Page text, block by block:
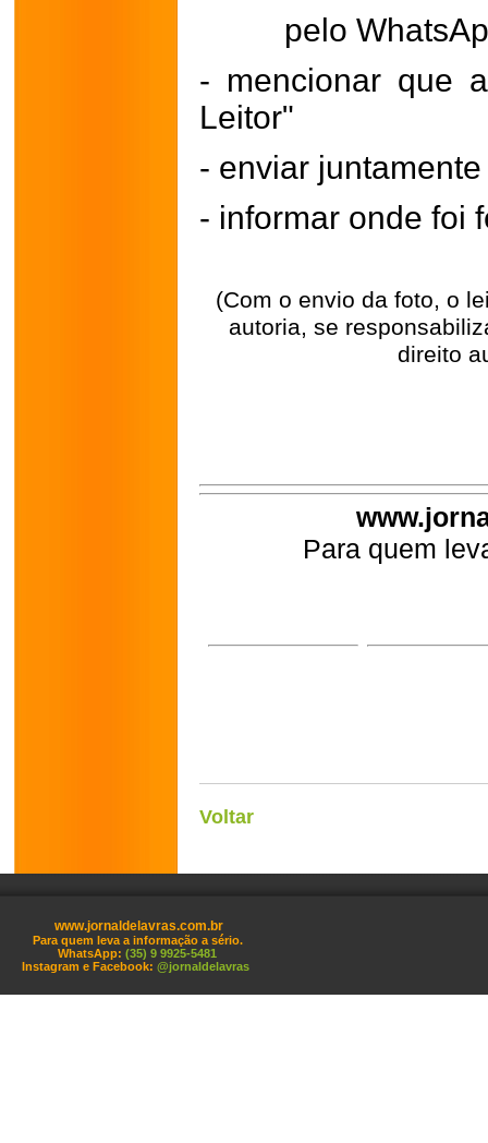
pelo
- mencionar que
Leitor"
- enviar
- informar onde foi
(Com o envio da foto, o
autoria, se
direito
Para quem
Voltar
www.jornaldelavras.com.br
Para quem leva a informação a sério.
WhatsApp: (35) 9 9925-5481
Instagram e Facebook: @jornaldelavras